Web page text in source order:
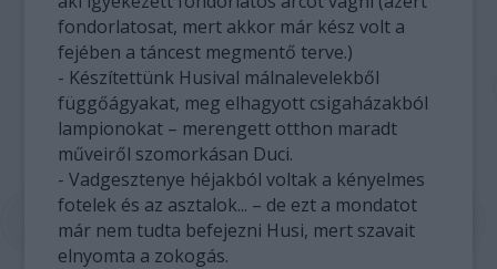
fondorlatosat, mert akkor már kész volt a
fejében a táncest megmentő terve.)
- Készítettünk Husival málnalevelekből
függőágyakat, meg elhagyott csigaházakból
lampionokat – merengett otthon maradt
műveiről szomorkásan Duci.
- Vadgesztenye héjakból voltak a kényelmes
fotelek és az asztalok... – de ezt a mondatot
már nem tudta befejezni Husi, mert szavait
elnyomta a zokogás.